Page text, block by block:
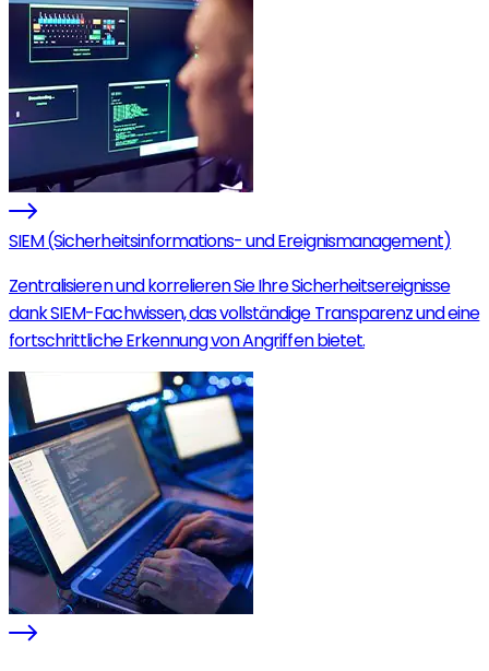
SIEM (Sicherheitsinformations- und Ereignismanagement)
Zentralisieren und korrelieren Sie Ihre Sicherheitsereignisse
dank SIEM-Fachwissen, das vollständige Transparenz und eine
fortschrittliche Erkennung von Angriffen bietet.